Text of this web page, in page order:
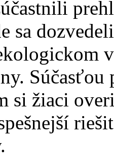
sa
si žiaci